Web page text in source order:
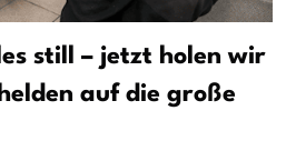
still – jetzt holen wir
auf die große